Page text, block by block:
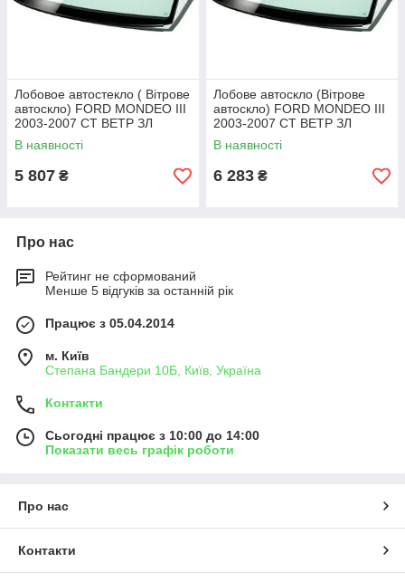
Лобовое автостекло ( Вітрове
автоскло) FORD MONDEO III
2003-2007 СТ ВЕТР ЗЛ
ЭО+VIN+УО
В наявності
5 807 ₴
Лобове автоскло (Вітрове
автоскло) FORD MONDEO III
2003-2007 СТ ВЕТР ЗЛ
ЕО+ДД+VIN+ВО
В наявності
6 283 ₴
Про нас
Рейтинг не сформований
Менше 5 відгуків за останній рік
Працює з 05.04.2014
м. Київ
Степана Бандери 10Б, Київ, Україна
Контакти
Сьогодні працює з 10:00 до 14:00
Показати весь графік роботи
Про нас
Контакти